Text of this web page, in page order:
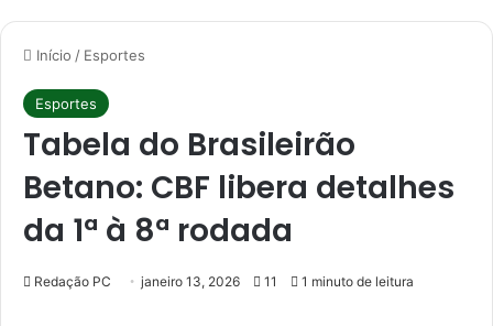
Início / Esportes
Esportes
Tabela do Brasileirão
Betano: CBF libera detalhes
da 1ª à 8ª rodada
Redação PC janeiro 13, 2026 11 1 minuto de leitura